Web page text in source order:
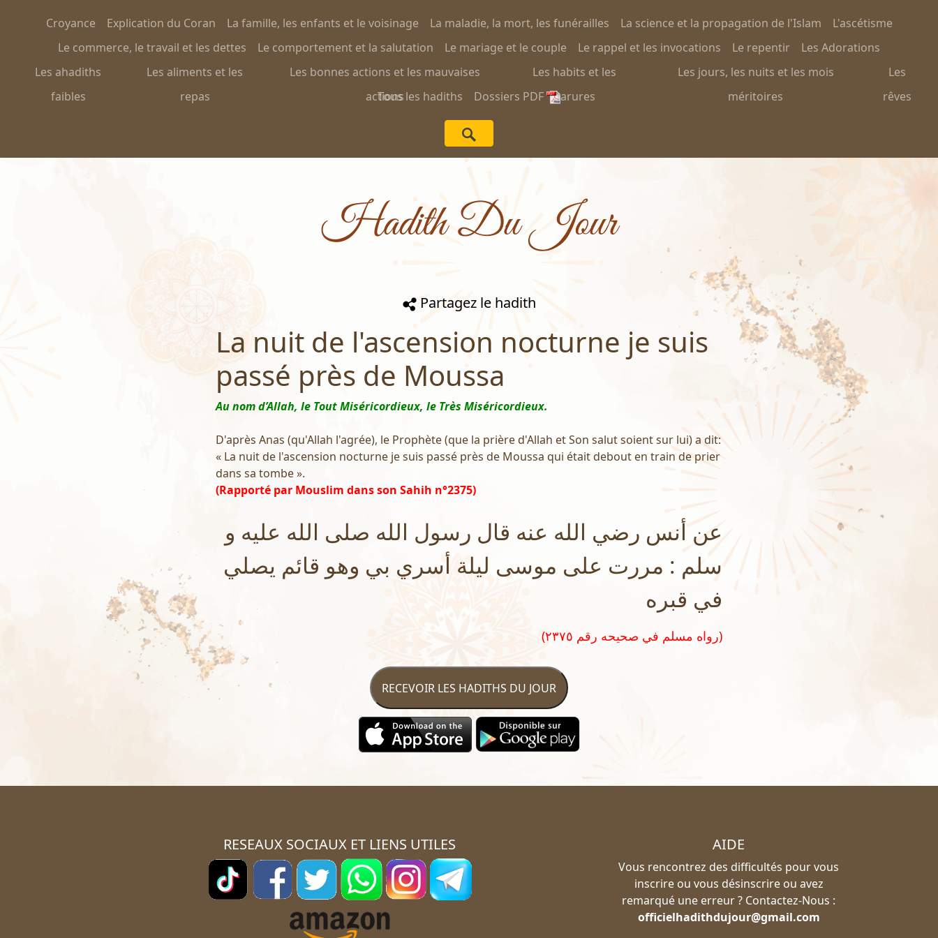
Croyance Explication du Coran La famille, les enfants et le voisinage La maladie, la mort, les funérailles La science et la propagation de l'Islam
L'ascétisme
Le commerce, le travail et les dettes
Le comportement et la salutation Le mariage et le couple Le rappel et les invocations Le repentir
Les Adorations
Les ahadiths
faibles
Les aliments et les
repas
Les bonnes actions et les mauvaises
actions
Les habits et les
parures
Les jours, les nuits et les mois
méritoires
Les
rêves
Tous les hadiths Dossiers PDF
Hadith Du Jour
Partagez le hadith
La nuit de l'ascension nocturne je suis
passé près de Moussa
Au nom d’Allah, le Tout Miséricordieux, le Très Miséricordieux.
D'après Anas (qu'Allah l'agrée), le Prophète (que la prière d'Allah et Son salut soient sur lui) a dit:
« La nuit de l'ascension nocturne je suis passé près de Moussa qui était debout en train de prier
dans sa tombe ».
(Rapporté par Mouslim dans son Sahih n°2375)
عن أنس رضي الله عنه قال رسول الله صلى الله عليه و
سلم : مررت على موسى ليلة أسري بي وهو قائم يصلي
في قبره
(رواه مسلم في صحيحه رقم ٢٣٧٥)
RECEVOIR LES HADITHS DU JOUR
RESEAUX SOCIAUX ET LIENS UTILES AIDE
Vous rencontrez des difficultés pour vous
inscrire ou vous désinscrire ou avez
remarqué une erreur ? Contactez-Nous :
officielhadithdujour@gmail.com